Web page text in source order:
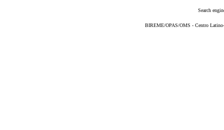
Search
BIREME/OPAS/OMS - Centro Latino-